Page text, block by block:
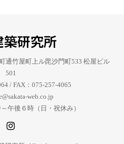
研究所
通竹屋町上ル毘沙門町533 松屋ビル
501
/ FAX：075-257-4065
web.co.jp
午後６時（日・祝休み）